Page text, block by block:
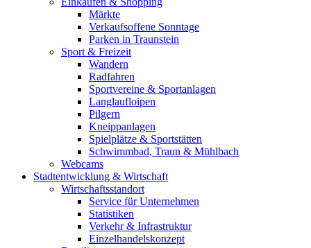
Märkte
Verkaufsoffene Sonntage
Parken in Traunstein
Sport & Freizeit
Wandern
Radfahren
Sportvereine & Sportanlagen
Langlaufloipen
Pilgern
Kneippanlagen
Spielplätze & Sportstätten
Schwimmbad, Traun & Mühlbach
Webcams
Stadtentwicklung & Wirtschaft
Wirtschaftsstandort
Service für Unternehmen
Statistiken
Verkehr & Infrastruktur
Einzelhandelskonzept